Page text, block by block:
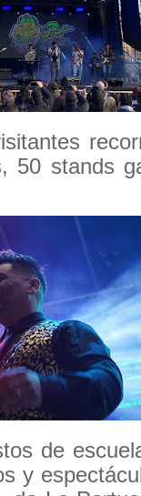
50 stands
de
y